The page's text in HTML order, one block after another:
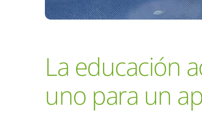
La educación
uno para un